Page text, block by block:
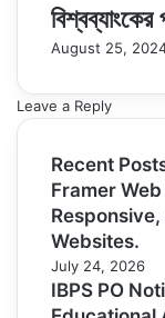
বিশ্বব্যাংকের
August 25,
Leave a Reply
Recent
Framer
Websites.
July 24, 2026
IBPS PO